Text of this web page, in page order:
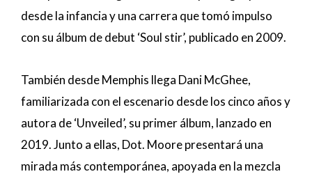
desde la infancia y una carrera que tomó impulso
con su álbum de debut ‘Soul stir’, publicado en 2009.
También desde Memphis llega Dani McGhee,
familiarizada con el escenario desde los cinco años y
autora de ‘Unveiled’, su primer álbum, lanzado en
2019. Junto a ellas, Dot. Moore presentará una
mirada más contemporánea, apoyada en la mezcla